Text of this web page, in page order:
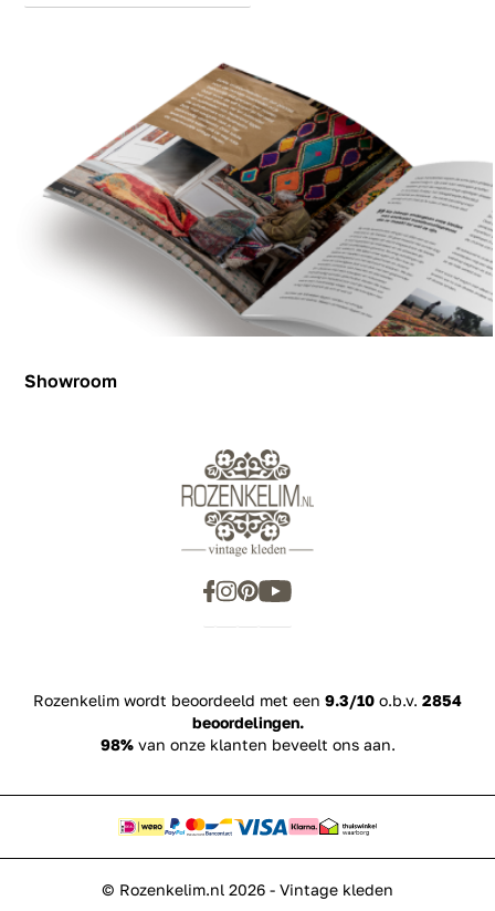
Showroom
Rozenkelim wordt beoordeeld met een 9.3/10 o.b.v. 2854
beoordelingen.
98%van onze klanten beveelt ons aan.
© Rozenkelim.nl 2026 - Vintage kleden